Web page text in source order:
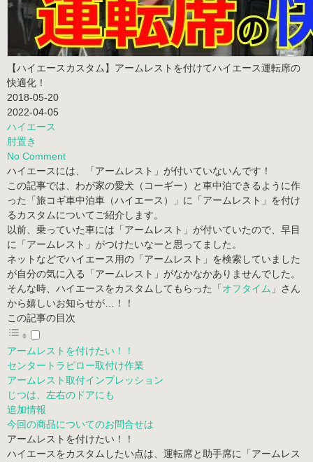
【ハイエースカスタム】アームレストを付けてハイエース運転席の
快適化！
2018-05-20
2022-04-05
ハイエース
肘置き
No Comment
ハイエースには、「アームレスト」が付いていないんです！
この記事では、わが家の愛犬（コーギー）と車中泊できるように作
った「旅コギ車中泊車（ハイエース）」に「アームレスト」を付け
るカスタムについてご紹介します。
以前、乗っていた車には「アームレスト」が付いていたので、早目
に「アームレスト」がつけたいなーと思ってました。
ネットなどでハイエース用の「アームレスト」を検索していました
が自分の気に入る「アームレスト」がなかなかありませんでした。
そんな時、ハイエースをカスタムしてもらった「 オフタイム 」さん
から嬉しいお知らせが…！！
この記事の目次
アームレストを付けたい！！
センタートラピロー取付け作業
アームレスト取付インプレッション
じつは、左右のドアにも
追加情報
今回の商品についてのお問合せは
アームレストを付けたい！！
ハイエースをカスタムしたい点は、 運転席と助手席に「アームレス